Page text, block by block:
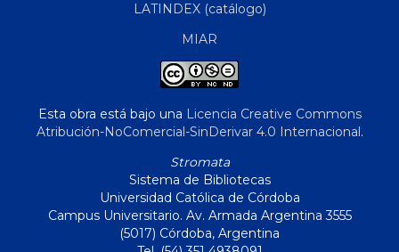
LATINDEX (catálogo)
MIAR
Esta obra está bajo una Licencia Creative Commons
Atribución-NoComercial-SinDerivar 4.0 Internacional.
Stromata
Sistema de Bibliotecas
Universidad Católica de Córdoba
Campus Universitario. Av. Armada Argentina 3555
(5017) Córdoba, Argentina